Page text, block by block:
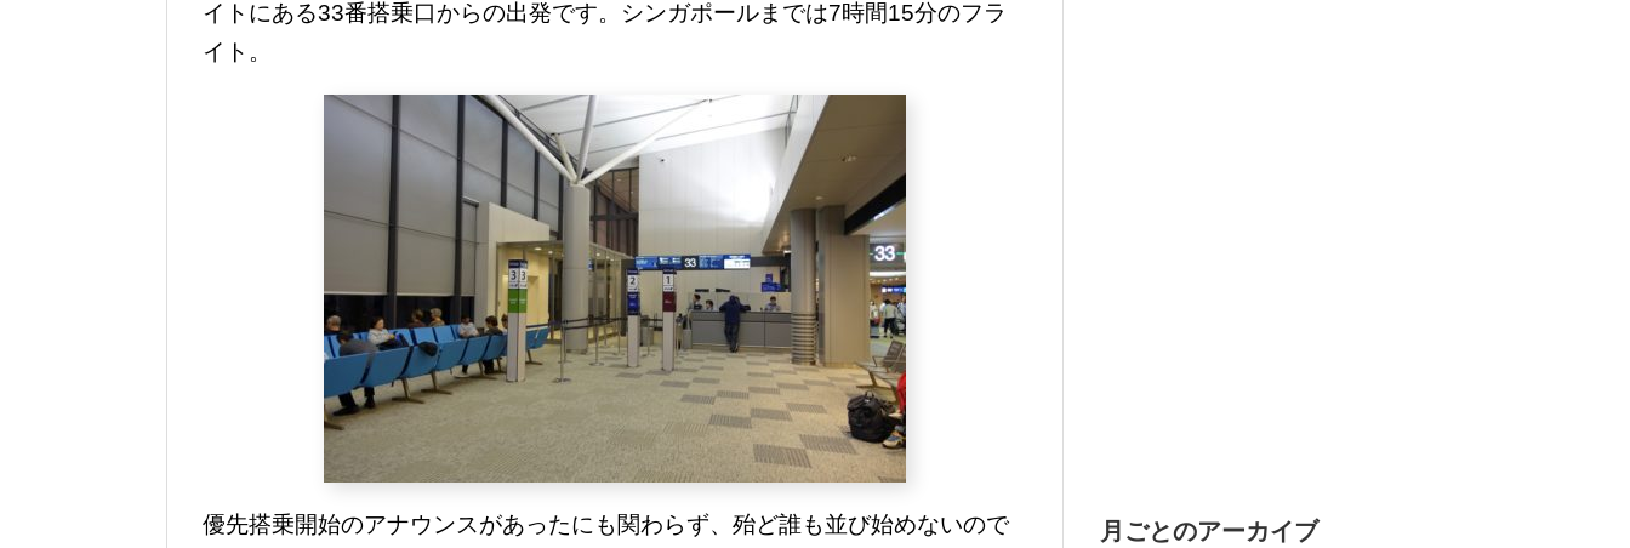
イトにある33番搭乗口からの出発です。シンガポールまでは7時間15分のフラ
イト。
優先搭乗開始のアナウンスがあったにも関わらず、殆ど誰も並び始めないので
月ごとのアーカイブ